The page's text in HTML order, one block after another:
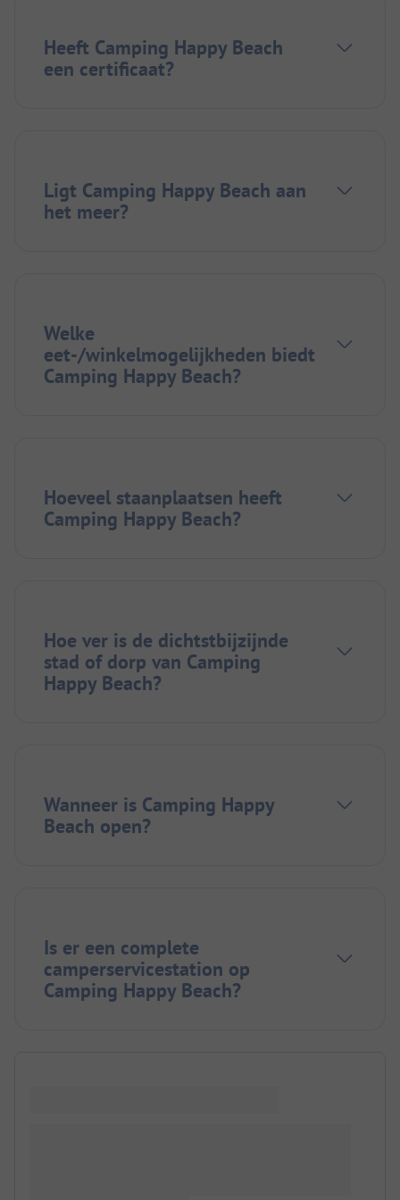
Heeft Camping Happy Beach
een certificaat?
Ligt Camping Happy Beach aan
het meer?
Welke
eet-/winkelmogelijkheden biedt
Camping Happy Beach?
Hoeveel staanplaatsen heeft
Camping Happy Beach?
Hoe ver is de dichtstbijzijnde
stad of dorp van Camping
Happy Beach?
Wanneer is Camping Happy
Beach open?
Is er een complete
camperservicestation op
Camping Happy Beach?